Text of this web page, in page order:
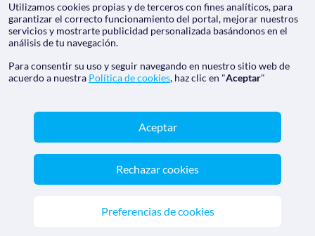
Nos acreditan
B60418605
Utilizamos cookies propias y de terceros con fines analíticos, para
garantizar el correcto funcionamiento del portal, mejorar nuestros
servicios y mostrarte publicidad personalizada basándonos en el
análisis de tu navegación.
Para consentir su uso y seguir navegando en nuestro sitio web de
acuerdo a nuestra Política de cookies, haz clic en "Aceptar"
Aceptar
Rechazar cookies
Preferencias de cookies